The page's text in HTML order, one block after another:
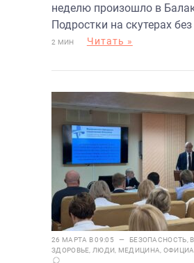
неделю произошло в
Подростки на скутерах
2 МИН Читать »
26 МАРТА В 09:05 — БЕЗОПАСНОСТЬ
ЗДОРОВЬЕ ЛЮДИ МЕДИЦИНА